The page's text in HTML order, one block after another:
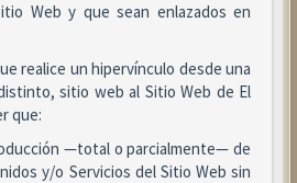
Web y que sean enlazados en
realice un hipervínculo desde una
sitio web al Sitio Web de El
que:
—total o parcialmente— de
y/o Servicios del Sitio Web sin